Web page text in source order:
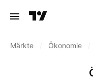
Märkte Ökonomie